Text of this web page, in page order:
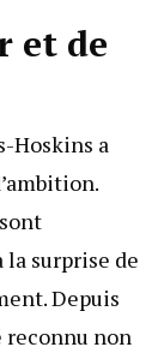
et de
Hoskins a
surprise de
Depuis
reconnu non